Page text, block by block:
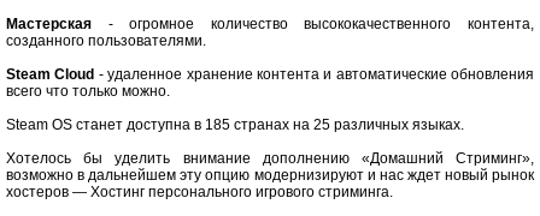
Мастерская - огромное количество высококачественного контента,
созданного пользователями.
Steam Cloud - удаленное хранение контента и автоматические обновления
всего что только можно.
Steam OS станет доступна в 185 странах на 25 различных языках.
Хотелось бы уделить внимание дополнению «Домашний Стриминг»,
возможно в дальнейшем эту опцию модернизируют и нас ждет новый рынок
хостеров — Хостинг персонального игрового стриминга.